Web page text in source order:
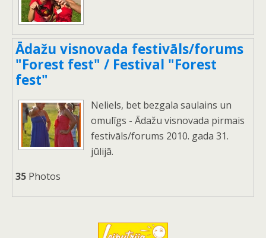
Ādažu visnovada festivāls/forums
"Forest fest" / Festival "Forest
fest"
Neliels, bet bezgala saulains un
omulīgs - Ādažu visnovada pirmais
festivāls/forums 2010. gada 31.
jūlijā.
35 Photos